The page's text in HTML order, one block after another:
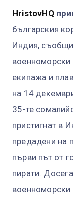
HristovHQ
българския
Индия, съобщи
военноморски
екипажа и
на 14
35-те
пристигнат в
предадени на
първи път от
пирати.
военноморски